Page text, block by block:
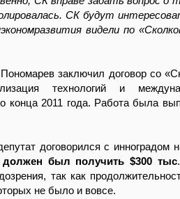
СК будут
видели по
заключил договор со
технологий и
конца 2011 года. Работа была
договорился с инноградом
должен был получить $300 тыс
так как
не было и вовсе.